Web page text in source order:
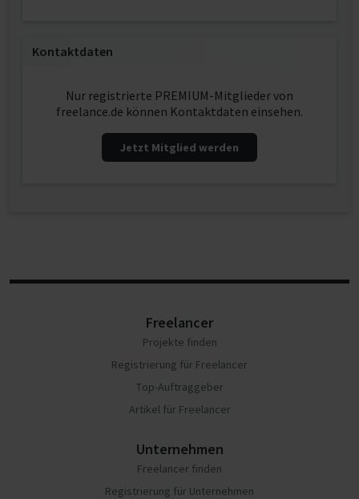
Kontaktdaten
Nur registrierte PREMIUM-Mitglieder von
freelance.de können Kontaktdaten einsehen.
Jetzt Mitglied werden
Freelancer
Projekte finden
Registrierung für Freelancer
Top-Auftraggeber
Artikel für Freelancer
Unternehmen
Freelancer finden
Registrierung für Unternehmen